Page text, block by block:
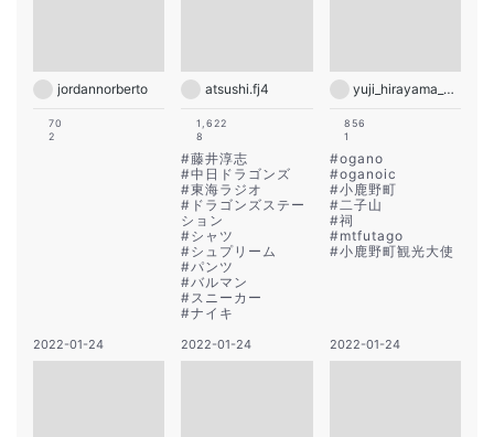
jordannorberto
70
2
atsushi.fj4
1,622
8
#藤井淳志
#中日ドラゴンズ
#東海ラジオ
# ドラゴンズステー
ション
#シャツ
#シュプリーム
#パンツ
#バルマン
#スニーカー
#ナイキ
yuji_hirayama_stonerider
856
1
#ogano
#oganoic
#小鹿野町
#二子山
#祠
#mtfutago
#小鹿野町観光大使
2022-01-24 2022-01-24 2022-01-24